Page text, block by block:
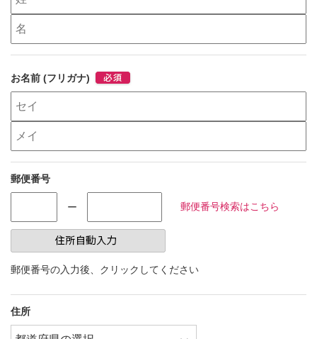
お名前 (フリガナ)
郵便番号
ー 郵便番号検索はこちら
郵便番号の入力後、クリックしてください
住所